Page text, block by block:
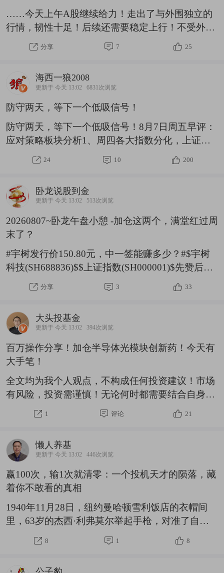
清晰的标尺：高比例的研发费用、领先行业的专利
储备、以及能将技术转化为市场认可产品的能力。
有趣的是，
……今天上午A股继续给力！走出了与外围独立的
行情，韧性十足！后续还需要稳定上行！不受外围
影响，以我为主，才能树立市场信心。上午收盘，
上证指数成功站上了趋势：这是好现象，随着指数
也会大幅回升。我是没有多少资金了，当多空比0.6
之下的时候，我左侧抄底，该加的已经加进去了。
这一次，依然验证，多空比0.6之下的抄底机会依然
非常给力！！且可遇不可求！！一旦遇到，大好机
会！就看咱们自己的执行力了！现在主要是等指数
站上趋势之后，右侧买入，再稍微加点筹码。然后
再等最
分享 7 25
海西一狼2008
更新于 今天 13:02 6831次浏览
防守两天，等下一个低吸信号！
防守两天，等下一个低吸信号！8月7日周五早评：
应对策略板块分析1、周四各大指数分化，上证收
小阳，其他都是小幅下跌收假阳；成交量萎缩，表
示这里资金开始分歧；预计20-30日均线及3900整
慢则下周一，这个健康的修正就会展开，预计K线
会回踩5-10日均线，点位应该是3850点附近，接着
蓄势再上攻，下一个目标是突破30日均线。3、短
期关注几个大事情：一是中米之间的博弈，利好国
产替代，自主可控，有定价权的有色稀土板块；二
是外围股市影响，科技的大震荡，对CPU、
24 10 200
卧龙说股到金
更新于 今天 13:02 513次浏览
20260807~卧龙午盘小憩 -加仓这两个，满堂红过周
末了？
#宇树发行价150.80元，中一签能赚多少？#$宇树
科技(SH688836)$$上证指数(SH000001)$先赞后
看，财神来相伴！
今天的盘面很好，代开就
到手了，这个来自于科技板块，也不知是谁家砍下
的。
为什么卧龙每天都有鸡腿卤蛋？因为你
是执行命令，买和卖，卖和买，0，1，0，1，0，
1......这是电平代码吧！上过工业电子课程的朋友都
懂吧
分享 3 33
大头投基金
更新于 今天 13:02 394次浏览
百万操作分享！加仓半导体光模块创新药！今天有
大手笔！
全文均为我个人观点，不构成任何投资建议！市场
有风险，投资需谨慎！无论何时都需要结合自身情
况去选择投资！毕竟适合自己的才是正对的！同
时，投资是以时间换空间，一时的得失并不代表以
加仓2万$广发创新药ETF联接
C(OTCFUND|012738)$。我今天投一次创新药。该
基金主要布局创新药龙头企业，CXO含量较高（今
年CXO表现好于创新药）。近期，CXO龙头药明康
德披露2026年半年报，业绩再创历史新高，并且上
调全年收入预期，这对于创新药是利好的！此外，
今年上
1 评论 21
懒人养基
更新于 今天 13:02 446次浏览
赢100次，输1次就清零：一个投机天才的陨落，藏
着你不敢看的真相
1940年11月28日，纽约曼哈顿雪利饭店的衣帽间
里，63岁的杰西·利弗莫尔举起手枪，对准了自己
的太阳穴。这位华尔街历史上最传奇的投机之王，
曾在1929年股市大崩盘中做空赚得1亿美元——当
8 1 8